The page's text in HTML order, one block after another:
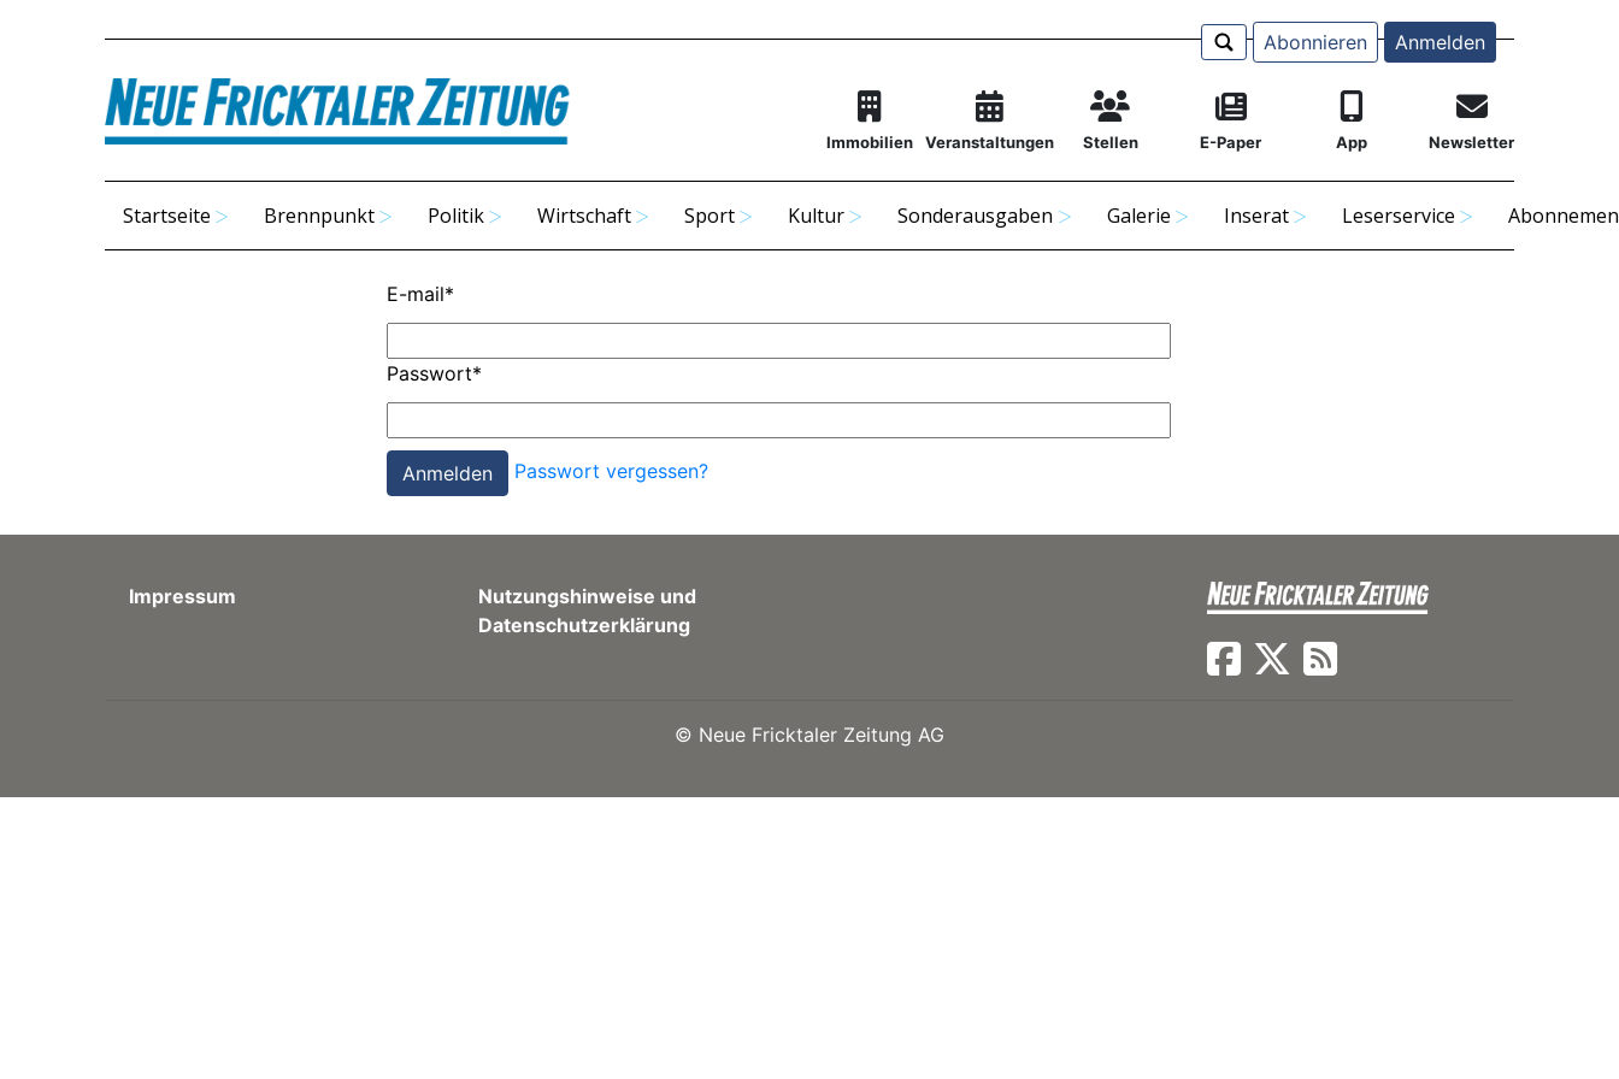
Abonnieren Anmelden
Immobilien Veranstaltungen Stellen E-Paper App Newsletter
Startseite Brennpunkt Politik Wirtschaft Sport Kultur Sonderausgaben Galerie Inserat Leserservice
E-mail*
Passwort*
Passwort vergessen?
Impressum
Nutzungshinweise und
Datenschutzerklärung
© Neue Fricktaler Zeitung AG